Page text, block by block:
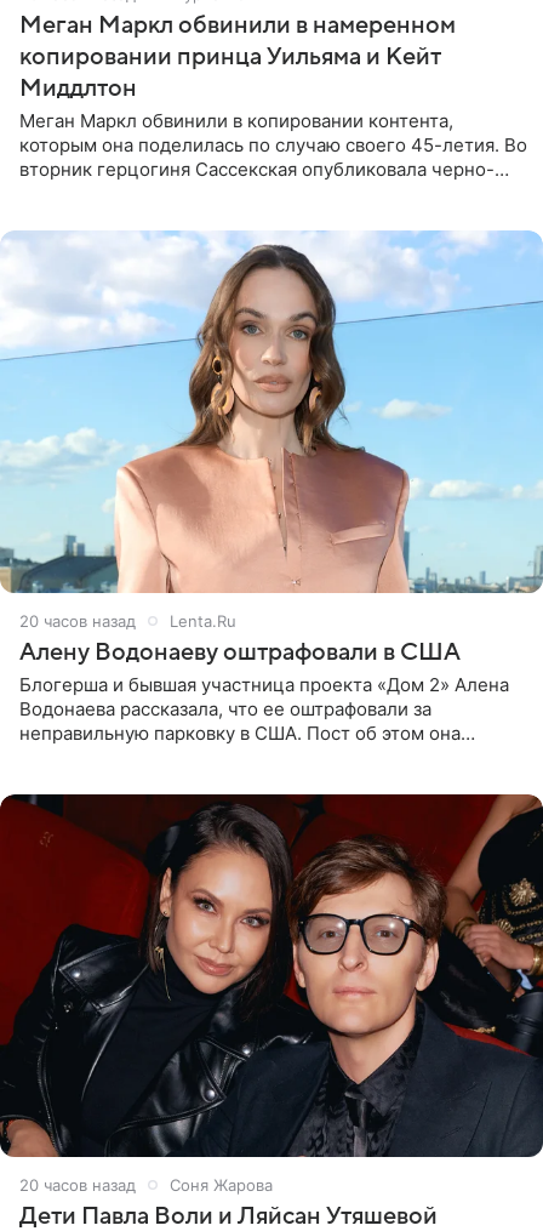
Меган Маркл обвинили в намеренном
копировании принца Уильяма и Кейт
Миддлтон
Меган Маркл обвинили в копировании контента,
которым она поделилась по случаю своего 45-летия. Во
вторник герцогиня Сассекская опубликовала черно-
20 часов назад Lenta.Ru
Алену Водонаеву оштрафовали в США
Блогерша и бывшая участница проекта «Дом 2» Алена
Водонаева рассказала, что ее оштрафовали за
неправильную парковку в США. Пост об этом она
20 часов назад Соня Жарова
Дети Павла Воли и Ляйсан Утяшевой